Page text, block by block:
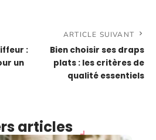
:
un
ARTICLE SUIVANT
Bien choisir ses draps
plats : les critères de
qualité essentiels
articles